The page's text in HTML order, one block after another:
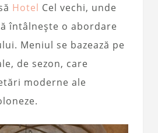
Hotel Cel vechi, unde
întâlnește o abordare
Meniul se bazează pe
de sezon, care
moderne ale